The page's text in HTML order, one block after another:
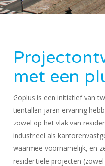
met een
Goplus is een initiatief van
tientallen jaren ervaring
zowel op het vlak van
industrieel als
waarmee voornamelijk, en
residentiële projecten